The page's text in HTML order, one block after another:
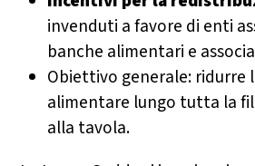
invenduti a favore di enti
banche alimentari e
Obiettivo generale: ridurre
alimentare lungo tutta la
alla tavola.